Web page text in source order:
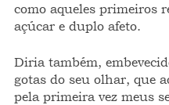
como aqueles primeiros
açúcar e duplo afeto.
Diria também,
gotas do seu olhar, que
pela primeira vez meus